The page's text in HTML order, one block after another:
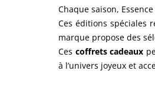
Chaque saison,
Ces éditions spéciales
marque propose des
Ces coffrets cadeaux
à l’univers joyeux et